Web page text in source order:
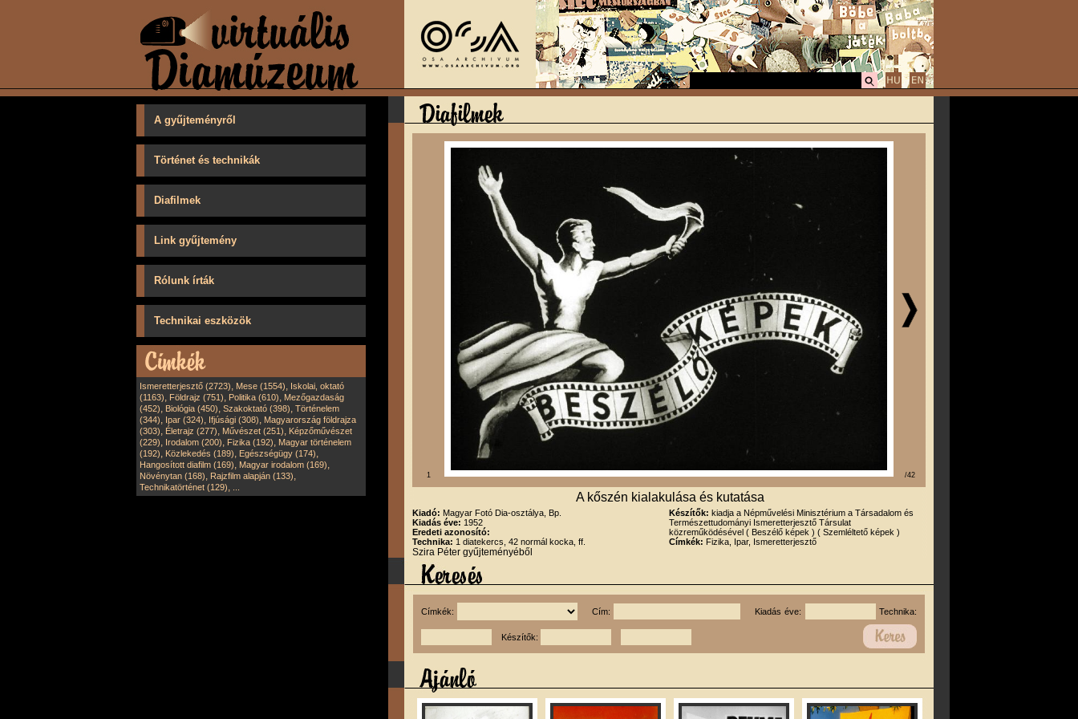
A gyűjteményről
Történet és technikák
Diafilmek
Link gyűjtemény
Rólunk írták
Technikai eszközök
Ismeretterjesztő (2723), Mese (1554), Iskolai, oktató
(1163), Földrajz (751), Politika (610), Mezőgazdaság
(452), Biológia (450), Szakoktató (398), Történelem
(344), Ipar (324), Ifjúsági (308), Magyarország földrajza
(303), Életrajz (277), Művészet (251), Képzőművészet
(229), Irodalom (200), Fizika (192), Magyar történelem
(192), Közlekedés (189), Egészségügy (174),
Hangosított diafilm (169), Magyar irodalom (169),
Növénytan (168), Rajzfilm alapján (133),
Technikatörténet (129),
1 /42
A kőszén kialakulása és kutatása
Kiadó: Magyar Fotó Dia-osztálya, Bp.
Kiadás éve: 1952
Eredeti azonosító:
Technika: 1 diatekercs, 42 normál kocka, ff.
Készítők: kiadja a Népművelési Minisztérium a Társadalom és
Természettudományi Ismeretterjesztő Társulat
közreműködésével ( Beszélő képek ) ( Szemléltető képek )
Címkék: Fizika, Ipar, Ismeretterjesztő
Szira Péter gyűjteményéből
Címkék: Cím: Kiadás éve: Technika:
Készítők: